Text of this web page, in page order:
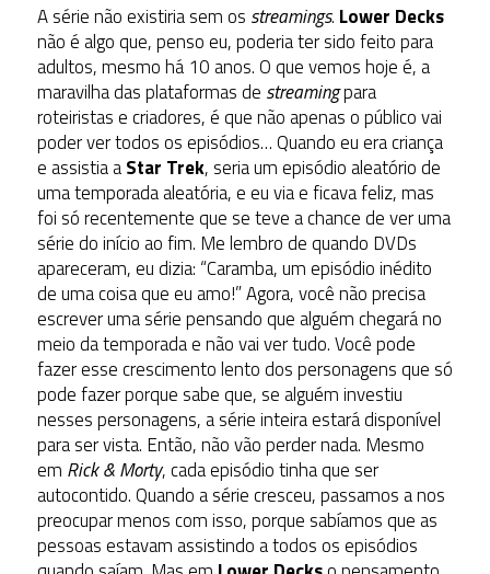
A série não existiria sem os streamings. Lower Decks
não é algo que, penso eu, poderia ter sido feito para
adultos, mesmo há 10 anos. O que vemos hoje é, a
maravilha das plataformas de streamingpara
roteiristas e criadores, é que não apenas o público vai
poder ver todos os episódios… Quando eu era criança
e assistia aStar Trek, seria um episódio aleatório de
uma temporada aleatória, e eu via e ficava feliz, mas
foi só recentemente que se teve a chance de ver uma
série do início ao fim. Me lembro de quando DVDs
apareceram, eu dizia: “Caramba, um episódio inédito
de uma coisa que eu amo!” Agora, você não precisa
escrever uma série pensando que alguém chegará no
meio da temporada e não vai ver tudo. Você pode
fazer esse crescimento lento dos personagens que só
pode fazer porque sabe que, se alguém investiu
nesses personagens, a série inteira estará disponível
para ser vista. Então, não vão perder nada. Mesmo
em Rick & Morty, cada episódio tinha que ser
autocontido. Quando a série cresceu, passamos a nos
preocupar menos com isso, porque sabíamos que as
pessoas estavam assistindo a todos os episódios